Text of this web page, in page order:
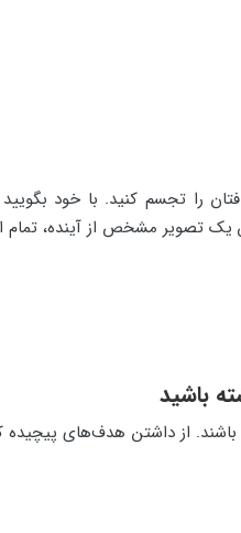
را تجسم کنید. با خود
یک تصویر مشخص از آینده،
از داشتن هدف‌های پیچیده